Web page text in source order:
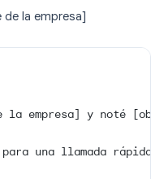
de la empresa]
la empresa] y noté
una llamada rápida